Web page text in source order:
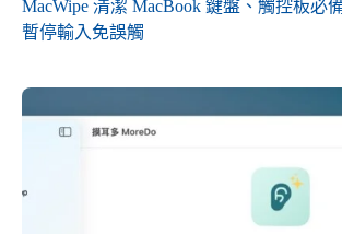
MacWipe 清潔 MacBook 鍵盤、觸控板必
暫停輸入免誤觸